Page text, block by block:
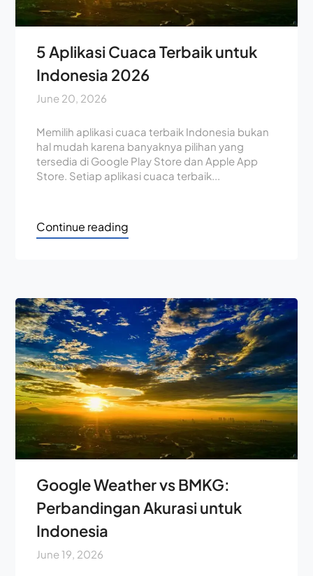
5 Aplikasi Cuaca Terbaik untuk
Indonesia 2026
June 20, 2026
Memilih aplikasi cuaca terbaik Indonesia bukan
hal mudah karena banyaknya pilihan yang
tersedia di Google Play Store dan Apple App
Store. Setiap aplikasi cuaca terbaik...
Continue reading
Google Weather vs BMKG:
Perbandingan Akurasi untuk
Indonesia
June 19, 2026